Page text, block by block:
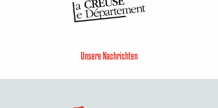
Unsere Nachrichten